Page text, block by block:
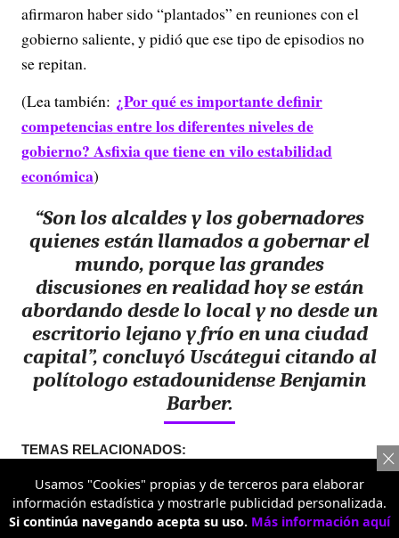
afirmaron haber sido “plantados” en reuniones con el
gobierno saliente, y pidió que ese tipo de episodios no
se repitan.
(Lea también: ¿Por qué es importante definir
competencias entre los diferentes niveles de
gobierno? Asfixia que tiene en vilo estabilidad
económica)
“Son los alcaldes y los gobernadores
quienes están llamados a gobernar el
mundo, porque las grandes
discusiones en realidad hoy se están
abordando desde lo local y no desde un
escritorio lejano y frío en una ciudad
capital”, concluyó Uscátegui citando al
polítologo estadounidense Benjamin
Barber.
TEMAS RELACIONADOS:
FEDERACIÓN NACIONAL DE DEPARTAMENTOS
Usamos "Cookies" propias y de terceros para elaborar
información estadística y mostrarle publicidad personalizada.
Si continúa navegando acepta su uso. Más información aquí